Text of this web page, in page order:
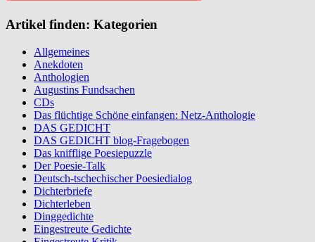
Artikel finden: Kategorien
Allgemeines
Anekdoten
Anthologien
Augustins Fundsachen
CDs
Das flüchtige Schöne einfangen: Netz-Anthologie
DAS GEDICHT
DAS GEDICHT blog-Fragebogen
Das knifflige Poesiepuzzle
Der Poesie-Talk
Deutsch-tschechischer Poesiedialog
Dichterbriefe
Dichterleben
Dinggedichte
Eingestreute Gedichte